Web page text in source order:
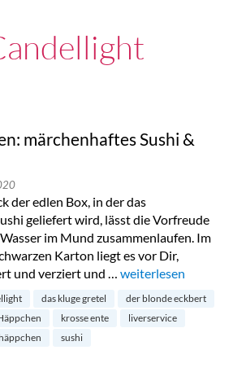
märchenhaftes Sushi &
der edlen Box, in der das
geliefert wird, lässt die Vorfreude
im Mund zusammenlaufen. Im
Karton liegt es vor Dir,
und verziert und … „Rohhäppchen:
weiterlesen
das kluge gretel
der blonde eckbert
krosse ente
liverservice
sushi